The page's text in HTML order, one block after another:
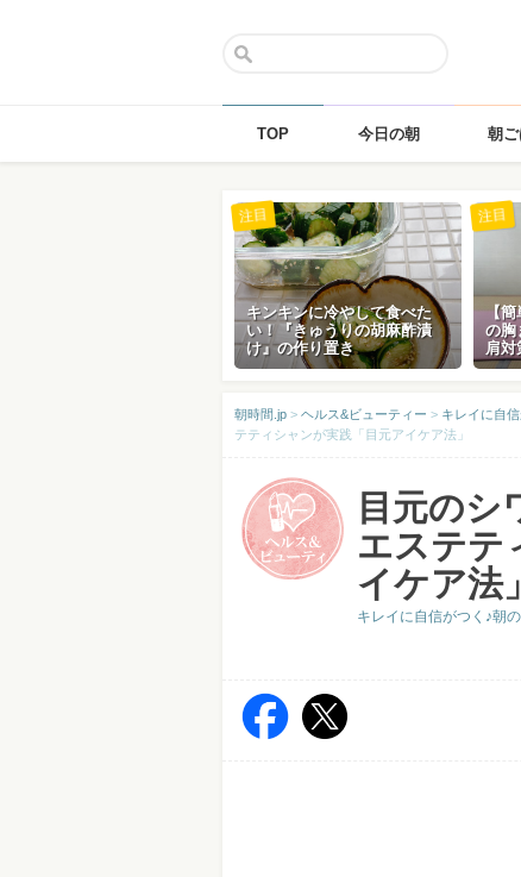
TOP 今日の朝 朝
キンキンに冷やして食べた
い！『きゅうりの胡麻酢漬
け』の作り置き
注目
【簡
の胸
肩対
注目
朝時間.jp > ヘルス&ビューティー > キレイに自
テティシャンが実践「目元アイケア法」
目元のシ
エステテ
イケア法」
キレイに自信がつく♪朝